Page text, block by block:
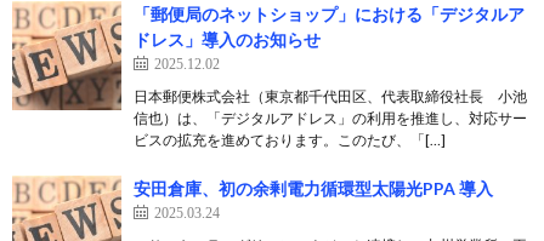
「郵便局のネットショップ」における「デジタルア
ドレス」導入のお知らせ
2025.12.02
日本郵便株式会社（東京都千代田区、代表取締役社長 小池
信也）は、「デジタルアドレス」の利用を推進し、対応サー
ビスの拡充を進めております。このたび、「[…]
安田倉庫、初の余剰電力循環型太陽光PPA 導入
2025.03.24